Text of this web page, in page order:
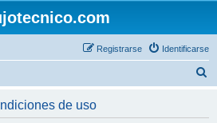
Identificarse
Registrarse
de uso